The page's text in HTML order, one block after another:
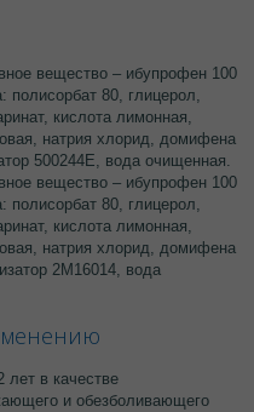
вещество – ибупрофен 100
полисорбат 80, глицерол,
кислота лимонная,
натрия хлорид, домифена
500244Е, вода очищенная.
вещество – ибупрофен 100
полисорбат 80, глицерол,
кислота лимонная,
натрия хлорид, домифена
2М16014, вода
в качестве
и обезболивающего